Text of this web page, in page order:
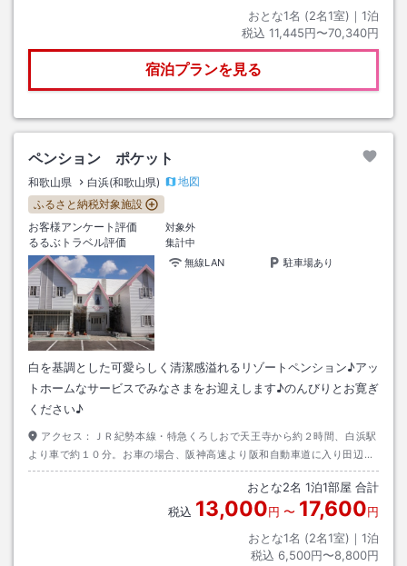
おとな1名 (2名1室)｜ 1泊
税込 11,445円〜70,340円
宿泊プランを見る
ペンション ポケット
和歌山県 白浜(和歌山県)
地図
ふるさと納税対象施設
お客様アンケート評価
対象外
るるぶトラベル評価
集計中
無線LAN
駐車場あり
白を基調とした可愛らしく清潔感溢れるリゾートペンション♪アッ
トホームなサービスでみなさまをお迎えします♪のんびりとお寛ぎ
ください♪
アクセス：
ＪＲ紀勢本線・特急くろしおで天王寺から約２時間、白浜駅
より車で約１０分。お車の場合、阪神高速より阪和自動車道に入り田辺Ｉ
Ｃより国道４２号線を白浜方面へ約２０分。飛行機の場合、白浜空港より
おとな2名 1泊1部屋 合計
税込 13,000円 〜 17,600円
おとな1名 (2名1室)｜ 1泊
税込 6,500円〜8,800円